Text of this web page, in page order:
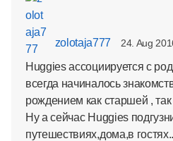
zolotaja777 24. Aug
Huggies ассоциируется с
всегда начиналось
рождением как старшей ,
Ну а сейчас Huggies
путешествиях,дома,в